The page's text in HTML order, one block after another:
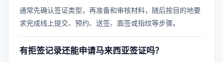
通常先确认签证类型，再准备和审核材料，随后按目的地要
求完成线上提交、预约、送签、面签或指纹等步骤。
有拒签记录还能申请马来西亚签证吗？